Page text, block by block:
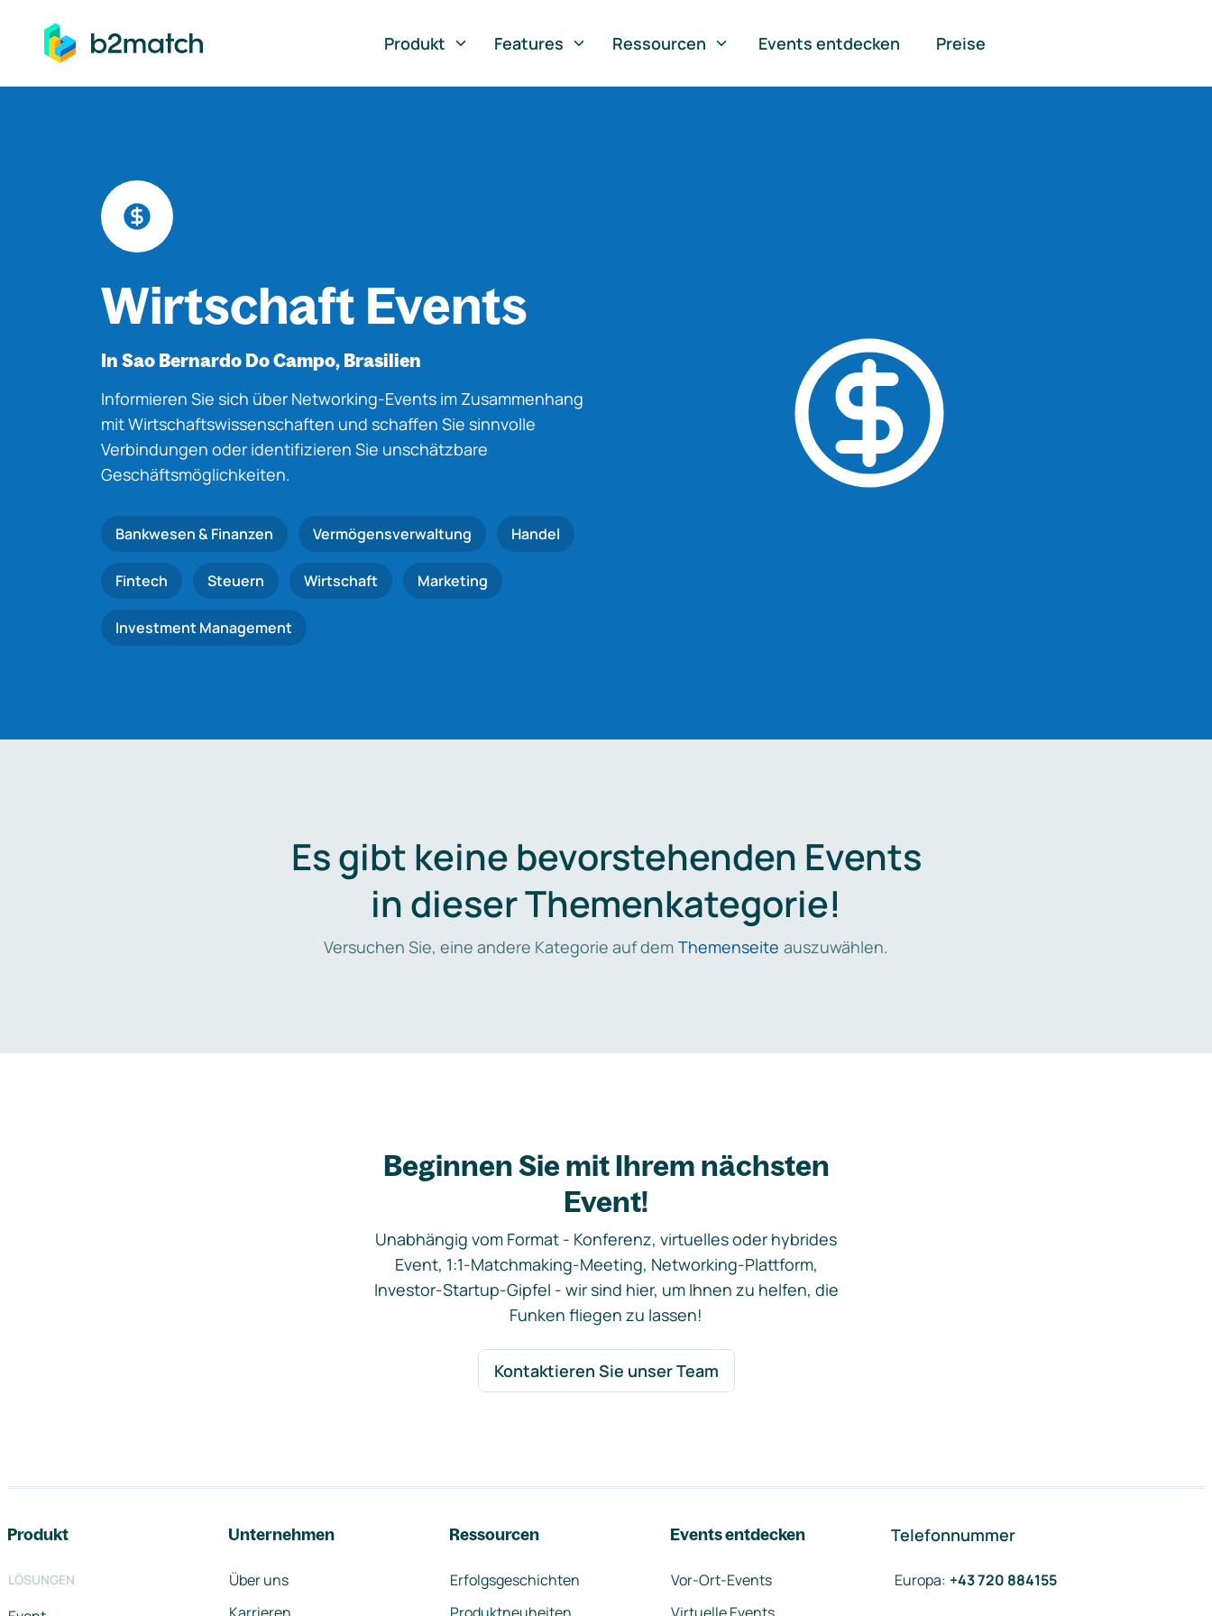
springen
Produkt
Features Ressourcen Events entdecken Preise
Wirtschaft Events
In Sao Bernardo Do Campo, Brasilien
Informieren Sie sich über Networking-Events im Zusammenhang
mit Wirtschaftswissenschaften und schaffen Sie sinnvolle
Verbindungen oder identifizieren Sie unschätzbare
Geschäftsmöglichkeiten.
Bankwesen & Finanzen Vermögensverwaltung Handel
Fintech Steuern Wirtschaft Marketing
Investment Management
Es gibt keine bevorstehenden Events
in dieser Themenkategorie!
Versuchen Sie, eine andere Kategorie auf dem Themenseite auszuwählen.
Beginnen Sie mit Ihrem nächsten
Event!
Unabhängig vom Format - Konferenz, virtuelles oder hybrides
Event, 1:1-Matchmaking-Meeting, Networking-Plattform,
Investor-Startup-Gipfel - wir sind hier, um Ihnen zu helfen, die
Funken fliegen zu lassen!
Kontaktieren Sie unser Team
Produkt
LÖSUNGEN
Unternehmen
Über uns
Ressourcen
Erfolgsgeschichten
Events entdecken
Vor-Ort-Events
Telefonnummer
Europa: +43 720 884155